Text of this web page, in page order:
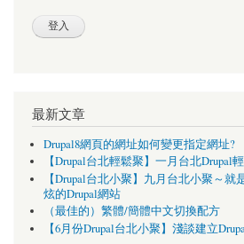
最新文章
Drupal8網頁的網址如何變更指定網址?
【Drupal台北輕鬆聚】一月台北Drupal
【Drupal台北小聚】九月台北小聚～就
炫的Drupal網站
（最佳的）繁體/簡體中文切換配方
【6月份Drupal台北小聚】淺談建立